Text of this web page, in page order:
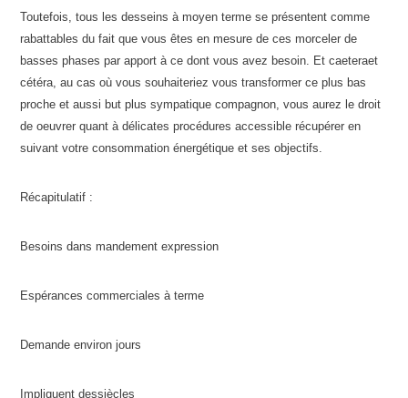
Toutefois, tous les desseins à moyen terme se présentent comme
rabattables du fait que vous êtes en mesure de ces morceler de
basses phases par apport à ce dont vous avez besoin. Et caeteraet
cétéra, au cas où vous souhaiteriez vous transformer ce plus bas
proche et aussi but plus sympatique compagnon, vous aurez le droit
de oeuvrer quant à délicates procédures accessible récupérer en
suivant votre consommation énergétique et ses objectifs.
Récapitulatif :
Besoins dans mandement expression
Espérances commerciales à terme
Demande environ jours
Impliquent dessiècles